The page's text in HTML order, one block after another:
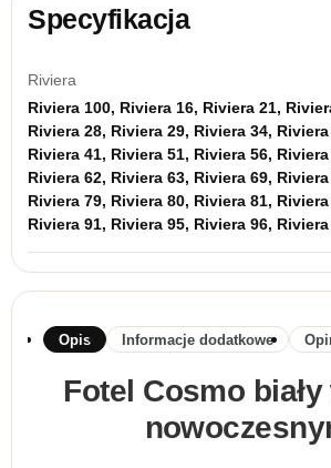
Specyfikacja
Riviera
Riviera 100, Riviera 16, Riviera 21,
Riviera 28, Riviera 29, Riviera 34,
Riviera 41, Riviera 51, Riviera 56,
Riviera 62, Riviera 63, Riviera 69,
Riviera 79, Riviera 80, Riviera 81,
Riviera 91, Riviera 95, Riviera 96,
Opis Informacje dodatkowe
Fotel Cosmo